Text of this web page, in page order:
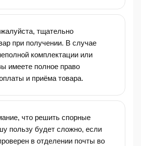
тщательно
при получении. В случае
комплектации или
имеете полное право
и приёма товара.
что решить спорные
пользу будет сложно, если
в отделении почты во